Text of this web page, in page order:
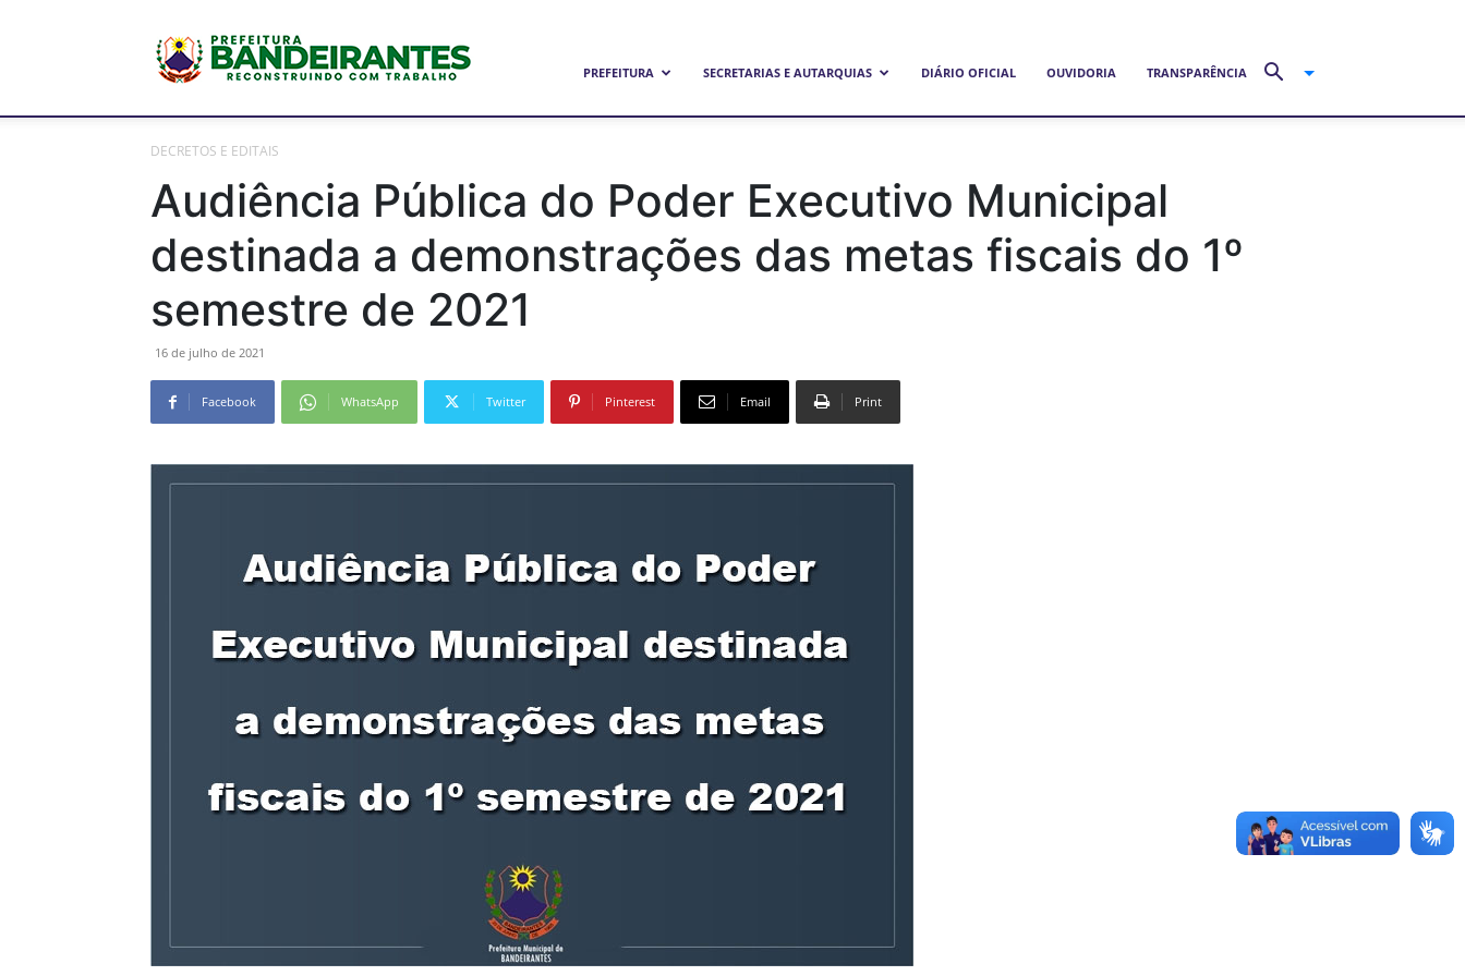
de
Bandeirantes
PREFEITURA SECRETARIAS E AUTARQUIAS DIÁRIO OFICIAL OUVIDORIA TRANSPARÊNCIA
DECRETOS E EDITAIS
Audiência Pública do Poder Executivo Municipal
destinada a demonstrações das metas fiscais do 1º
semestre de 2021
16 de julho de 2021
Facebook WhatsApp Twitter Pinterest Email Print